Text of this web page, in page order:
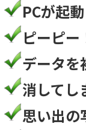
PCが起
ピーピ
データ
消してし
思い出の